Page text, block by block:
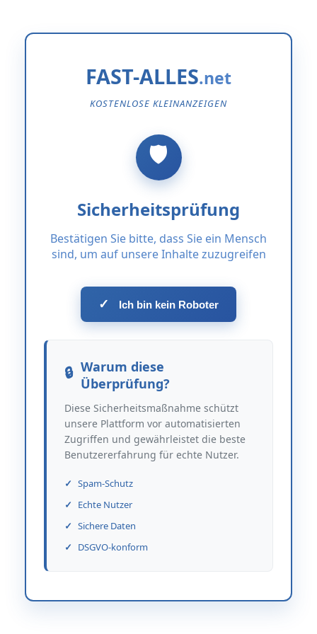
FAST-ALLES
KOSTENLOSE KLEINANZEIGEN
Sicherheitsprüfung
Bestätigen Sie bitte, dass Sie ein Mensch
sind, um auf unsere Inhalte zuzugreifen
✓ Ich bin kein Roboter
Warum diese
Überprüfung?
Diese Sicherheitsmaßnahme schützt
unsere Plattform vor automatisierten
Zugriffen und gewährleistet die beste
Benutzererfahrung für echte Nutzer.
Spam-Schutz
Echte Nutzer
Sichere Daten
DSGVO-konform